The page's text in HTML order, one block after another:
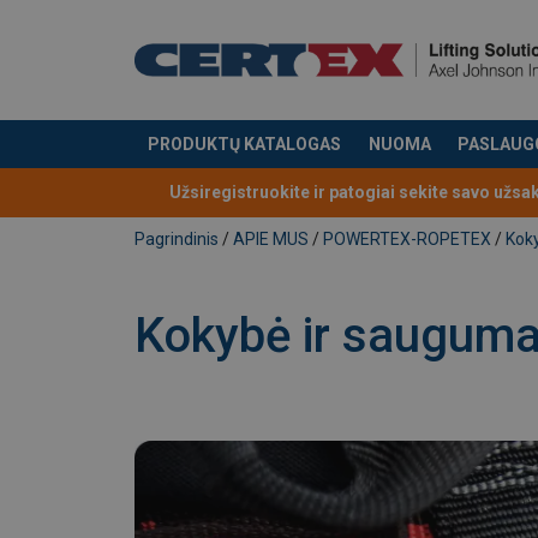
PRODUKTŲ KATALOGAS NUOMA
Produktas buvo pridėtas prie jūsų užklausos
Užsiregistruokite ir patogiai sekite savo
Pagrindinis / APIE MUS / POWERTEX-ROPETEX /
Kokybė ir